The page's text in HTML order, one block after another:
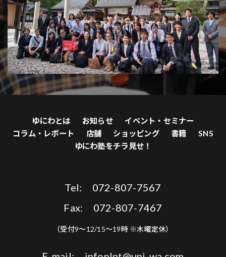
ゆにわとは お知らせ
イベント・セミナー
コラム・レポート
店舗 ショッピング 書籍
SNS
ゆにわ塾をチラ見せ！
Tel: 072-807-7567
Fax: 072-807-7467
（受付9〜12/15〜19時 ※木曜定休）